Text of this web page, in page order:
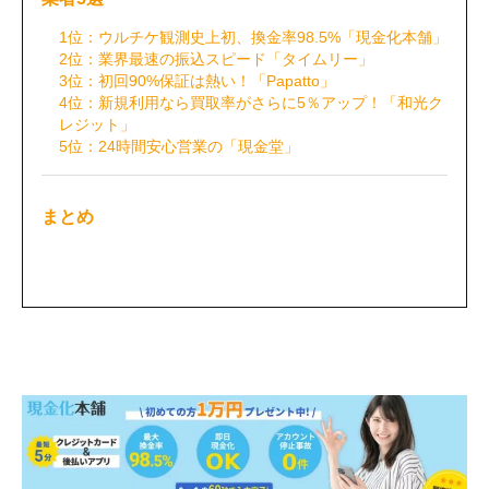
1位：ウルチケ観測史上初、換金率98.5%「現金化本舗」
2位：業界最速の振込スピード「タイムリー」
3位：初回90%保証は熱い！「Papatto」
4位：新規利用なら買取率がさらに5％アップ！「和光ク
レジット」
5位：24時間安心営業の「現金堂」
まとめ